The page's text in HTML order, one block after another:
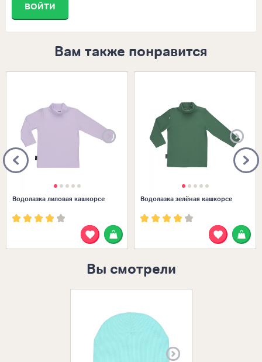
ВОЙТИ
Вам также понравится
Водолазка лиловая кашкорсе Водолазка зелёная кашкорсе
Вы смотрели